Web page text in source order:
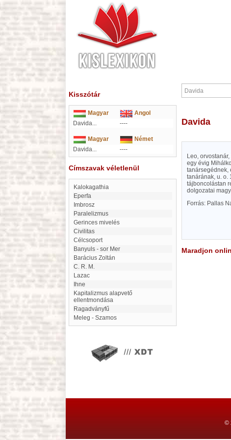
Kisszótár
Magyar
Angol
Davida...
----
Magyar
Német
Davida...
----
Címszavak véletlenül
kalokagathia
Eperfa
Imbrosz
paralelizmus
Gerinces mivelés
Civilitas
célcsoport
Banyuls - sor Mer
Barácius Zoltán
C. R. M.
Lazac
Ihne
kapitalizmus alapvető
ellentmondása
Ragadványfű
Meleg - Szamos
Davida
Leo,
egy évig
tanársegédnek,
tanárának, u. o.
tájboncolástan
dolgozatai
Forrás: Pallas
Maradjon
©